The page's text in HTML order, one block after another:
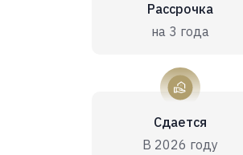
В 2026 году
Сдается
на 3 года
Рассрочка